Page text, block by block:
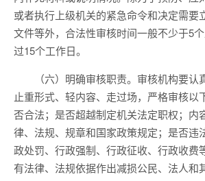
或者执行上级机关的紧急命令和决定需要
文件等外，合法性审核时间一般不少于5
过15个工作日。
（六）明确审核职责。审核机构要
止重形式、轻内容、走过场，严格审核以
否合法；是否超越制定机关法定职权；内
律、法规、规章和国家政策规定；是否违
政处罚、行政强制、行政征收、行政收费
有法律、法规依据作出减损公民、法人和